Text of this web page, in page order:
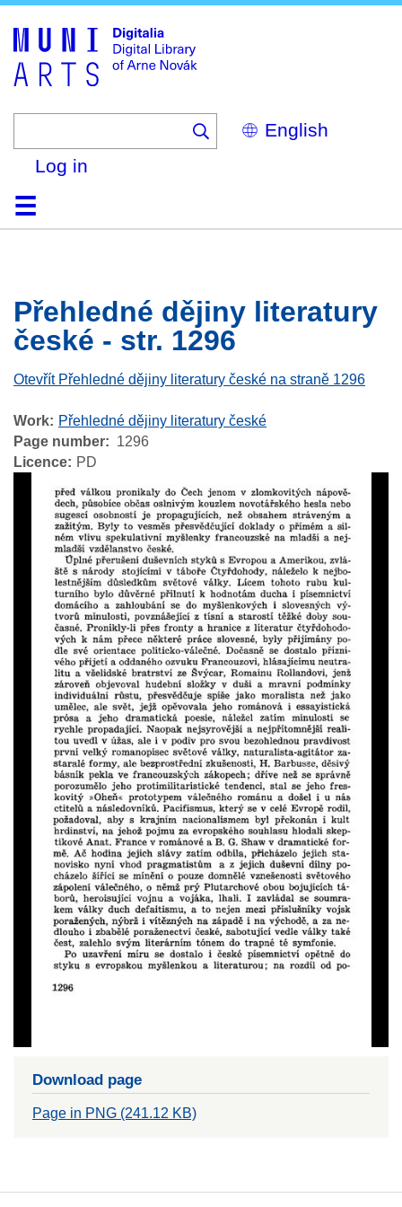
Select
your
Log in
HomeBrowse
Search
About
HelpContactDigitalia
Přehledné dějiny literatury
české - str. 1296
Otevřít Přehledné dějiny literatury české na straně 1296
Work
Přehledné dějiny literatury české
Page number
1296
Licence
PD
Download page
Page in PNG (241.12 KB)